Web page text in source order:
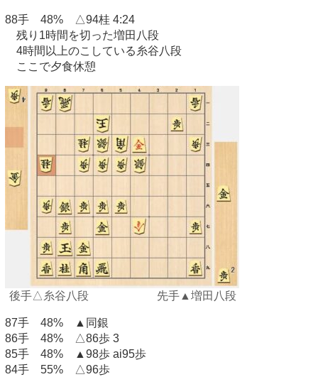
88手 48% △94桂 4:24
残り1時間を切った増田八段
4時間以上のこしている糸谷八段
ここで夕食休憩
後手△糸谷八段 先手▲増田八段
87手 48% ▲同銀
86手 48% △86歩 3
85手 48% ▲98歩 ai95歩
84手 55% △96歩